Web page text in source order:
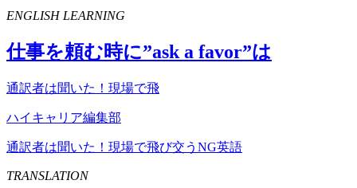
ENGLISH LEARNING
仕事を頼む時に”ask a favor”は
通訳者は聞いた！現場で飛
ハイキャリア編集部
通訳者は聞いた！現場で飛び交うNG英語
TRANSLATION